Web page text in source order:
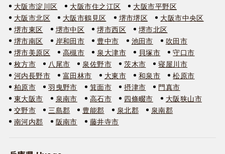
大阪市淀川区
大阪市住之江区
大阪市平野区
大阪市北区
大阪市鶴見区 堺市堺区
大阪市中央区
堺市東区
堺市中区 堺市西区
堺市北区
堺市南区
岸和田市 豊中市 池田市
吹田市
堺市美原区
高槻市 泉大津市 貝塚市
守口市
枚方市
八尾市 泉佐野市 茨木市
寝屋川市
河内長野市
富田林市 大東市 和泉市
松原市
柏原市
羽曳野市 箕面市 摂津市
門真市
東大阪市
泉南市 高石市 四條畷市
大阪狭山市
交野市
三島郡 豊能郡 泉北郡
泉南郡
南河内郡
阪南市 藤井寺市